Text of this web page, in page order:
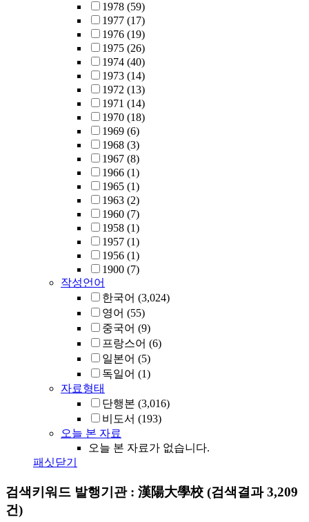
1978 (59)
1977 (17)
1976 (19)
1975 (26)
1974 (40)
1973 (14)
1972 (13)
1971 (14)
1970 (18)
1969 (6)
1968 (3)
1967 (8)
1966 (1)
1965 (1)
1963 (2)
1960 (7)
1958 (1)
1957 (1)
1956 (1)
1900 (7)
작성언어
한국어 (3,024)
영어 (55)
중국어 (9)
프랑스어 (6)
일본어 (5)
독일어 (1)
자료형태
단행본 (3,016)
비도서 (193)
오늘 본 자료
오늘 본 자료가 없습니다.
패싯닫기
검색키워드 발행기관 : 漢陽大學校 (검색결과 3,209
건)